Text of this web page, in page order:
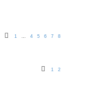
1 … 4 5 6 7 8
1 2